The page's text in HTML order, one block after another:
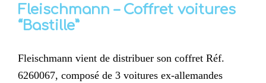
Fleischmann – Coffret voitures
“Bastille”
Fleischmann vient de distribuer son coffret Réf.
6260067, composé de 3 voitures ex-allemandes